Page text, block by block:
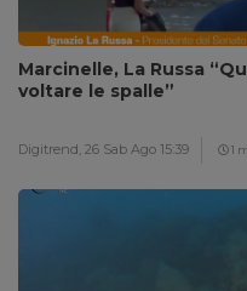
Marcinelle, La Russa
voltare le spalle”
Digitrend, 26 Sab Ago 15:39 1